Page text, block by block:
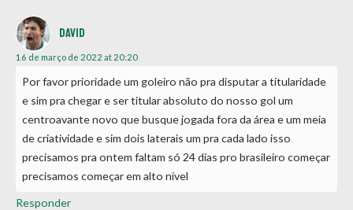
David
16 de março de 2022 at 20:20
Por favor prioridade um goleiro não pra disputar a titularidade
e sim pra chegar e ser titular absoluto do nosso gol um
centroavante novo que busque jogada fora da área e um meia
de criatividade e sim dois laterais um pra cada lado isso
precisamos pra ontem faltam só 24 dias pro brasileiro começar
precisamos começar em alto nível
Responder